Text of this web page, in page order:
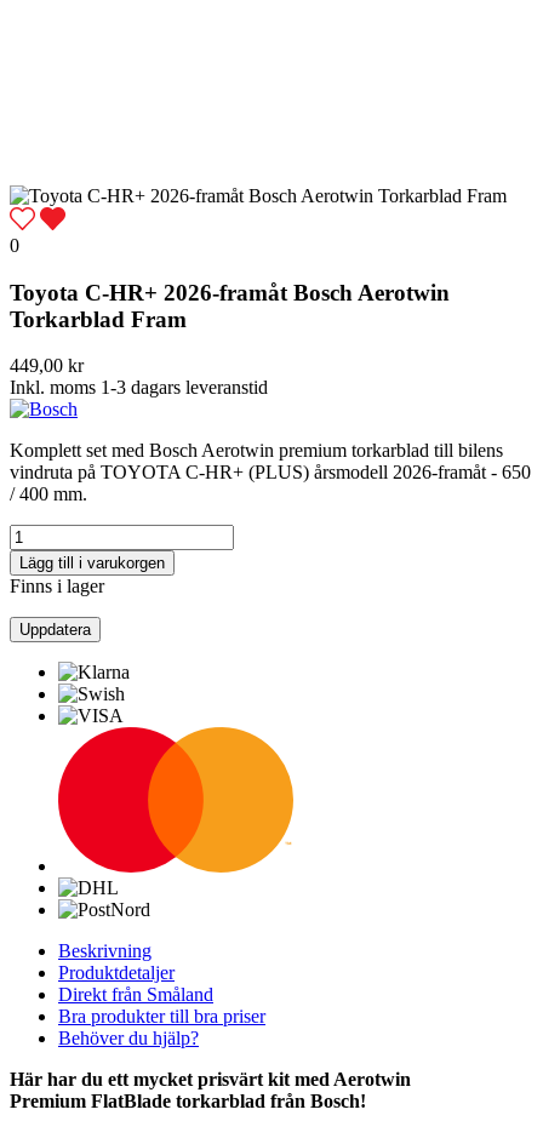
0
Toyota C-HR+ 2026-framåt Bosch Aerotwin
Torkarblad Fram
449,00 kr
Inkl. moms 1-3 dagars leveranstid
Komplett set med Bosch Aerotwin premium torkarblad till bilens
vindruta på TOYOTA C-HR+ (PLUS) årsmodell 2026-framåt - 650
/ 400 mm.
Lägg till i varukorgen
Finns i lager
Beskrivning
Produktdetaljer
Direkt från Småland
Bra produkter till bra priser
Behöver du hjälp?
Här har du ett mycket prisvärt kit med Aerotwin
Premium FlatBlade torkarblad från Bosch!